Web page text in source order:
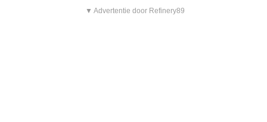
▼ Advertentie door Refinery89